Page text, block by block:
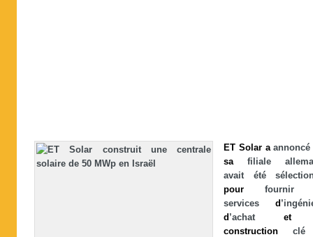
ET Solar aannoncé
safiliale
avait été
pour
services d
d ’achat et
construction